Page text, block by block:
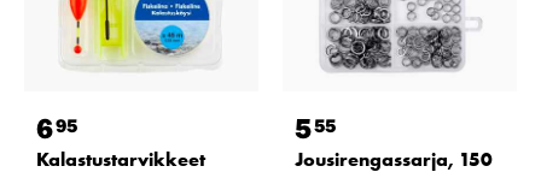
695
Kalastustarvikkeet
555
Jousirengassarja, 150